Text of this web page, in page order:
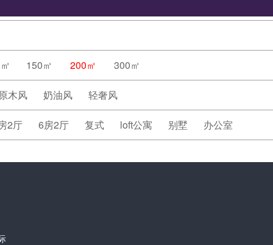
150㎡ 200㎡ 300㎡
木风 奶油风 轻奢风
2厅 6房2厅 复式 loft公寓 别墅 办公室